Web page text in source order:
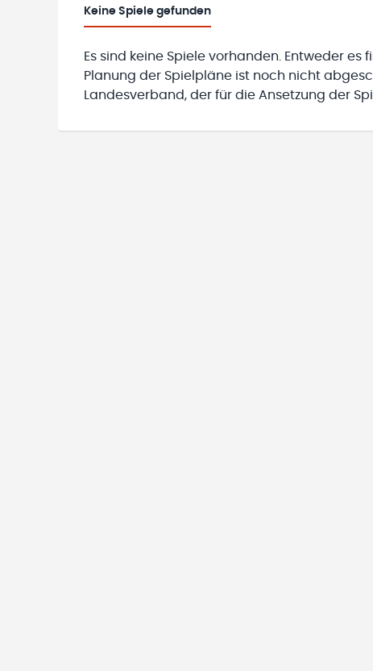
Keine Spiele gefunden
Es sind keine Spiele vorhanden. Entweder
Planung der Spielpläne ist noch nicht
Landesverband, der für die Ansetzung der